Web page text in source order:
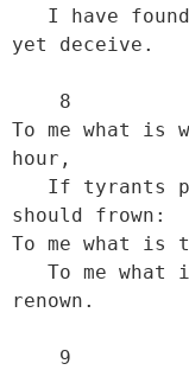
yet deceive.
To me what is
hour,
should frown:
To me what is
renown.